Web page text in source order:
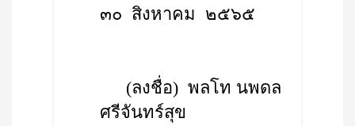
๓๐ สิงหาคม ๒๕๖๕
(ลงชื่อ) พลโท นพดล
ศรีจันทร์สุข